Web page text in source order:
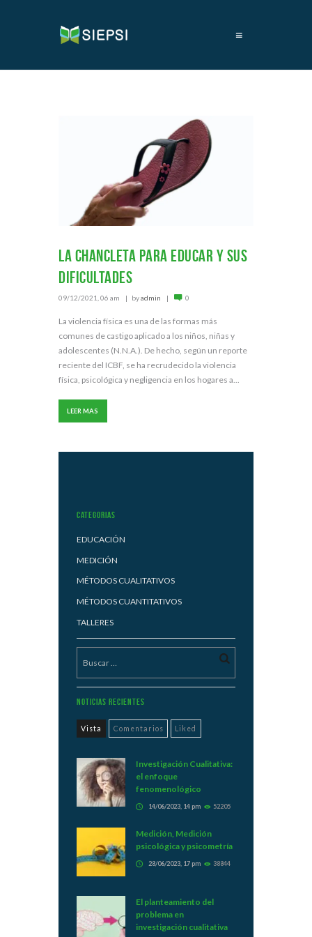
≡
La chancleta para educar y sus
dificultades
09/12/2021, 06 am byadmin 0
La violencia física es una de las formas más
comunes de castigo aplicado a los niños, niñas y
adolescentes (N.N.A.). De hecho, según un reporte
reciente del ICBF, se ha recrudecido la violencia
física, psicológica y negligencia en los hogares a...
LEER MAS
Categorias
EDUCACIÓN
MEDICIÓN
MÉTODOS CUALITATIVOS
MÉTODOS CUANTITATIVOS
TALLERES
Noticias Recientes
Vista Comentarios Liked
Investigación Cualitativa:
el enfoque
fenomenológico
14/06/2023, 14 pm 52205
Medición, Medición
psicológica y psicometría
28/06/2023, 17 pm 38844
El planteamiento del
problema en
investigación cualitativa